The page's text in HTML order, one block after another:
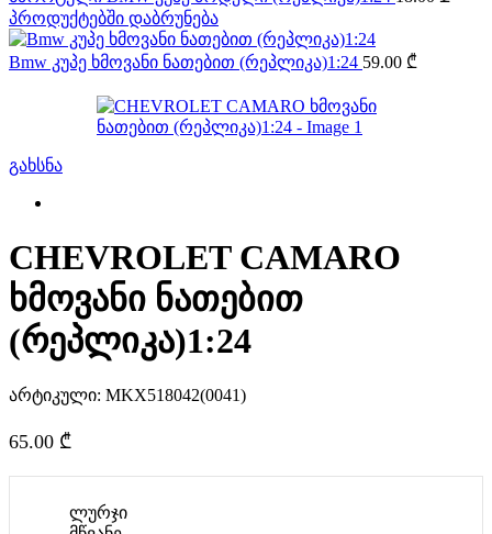
პროდუქტებში დაბრუნება
Bmw კუპე ხმოვანი ნათებით (რეპლიკა)1:24 59.00 ₾
გახსნა
CHEVROLET CAMARO
ხმოვანი ნათებით
(რეპლიკა)1:24
არტიკული: MKX518042(0041)
65.00 ₾
ლურჯი